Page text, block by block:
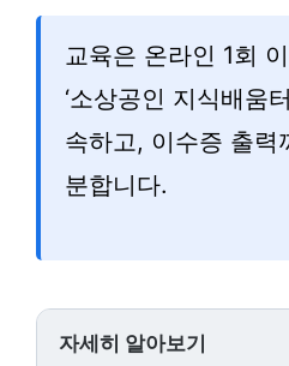
교육은 온라인 1회
‘소상공인 지식배움
속하고, 이수증 출
분합니다.
자세히 알아보기